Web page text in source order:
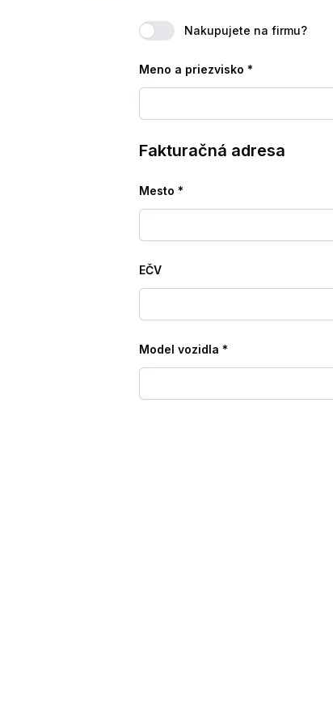
Nakupujete na firmu?
Meno a priezvisko *
Fakturačná adresa
Mesto *
EČV
Model vozidla *